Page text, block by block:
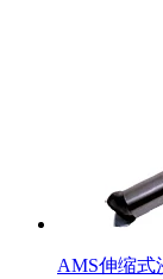
AMS伸缩式